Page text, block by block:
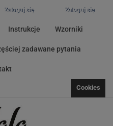
Zaloguj się
Zaloguj się
Instrukcje Wzorniki
zadawane pytania
Cookies